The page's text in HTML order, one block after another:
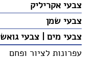
צבעי אקריליק
צבעי שמן
צבעי מים | צבעי גואש
עפרונות לציור ופחם